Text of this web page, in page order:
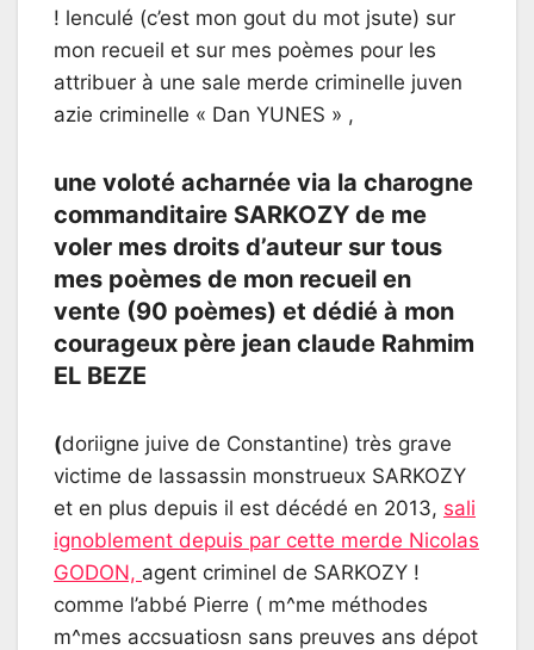
! lenculé (c’est mon gout du mot jsute) sur
mon recueil et sur mes poèmes pour les
attribuer à une sale merde criminelle juven
azie criminelle « Dan YUNES » ,
une voloté acharnée via la charogne
commanditaire SARKOZY de me
voler mes droits d’auteur sur tous
mes poèmes de mon recueil en
vente (90 poèmes) et dédié à mon
courageux père jean claude Rahmim
EL BEZE
(doriigne juive de Constantine) très grave
victime de lassassin monstrueux SARKOZY
et en plus depuis il est décédé en 2013, sali
ignoblement depuis par cette merde Nicolas
GODON, agent criminel de SARKOZY !
comme l’abbé Pierre ( m^me méthodes
m^mes accsuatiosn sans preuves ans dépot